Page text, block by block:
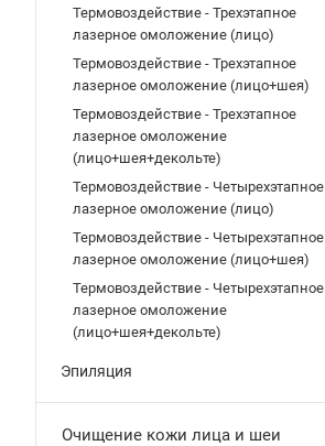
Термовоздействие - Трехэтапное
лазерное омоложение (лицо)
Термовоздействие - Трехэтапное
лазерное омоложение (лицо+шея)
Термовоздействие - Трехэтапное
лазерное омоложение
(лицо+шея+декольте)
Термовоздействие - Четырехэтапное
лазерное омоложение (лицо)
Термовоздействие - Четырехэтапное
лазерное омоложение (лицо+шея)
Термовоздействие - Четырехэтапное
лазерное омоложение
(лицо+шея+декольте)
Эпиляция
Очищение кожи лица и шеи